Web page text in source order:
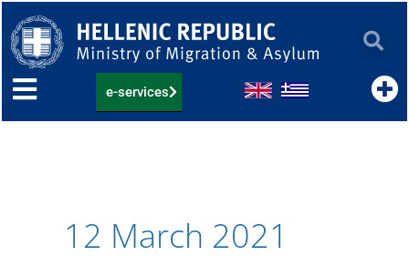
to
content
e-services
12 March 2021